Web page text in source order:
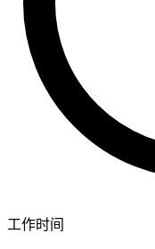
工作时间